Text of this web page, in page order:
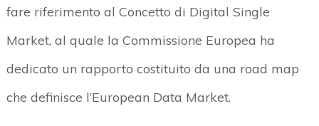
fare riferimento al Concetto di Digital Single
Market, al quale la Commissione Europea ha
dedicato un rapporto costituito da una road map
che definisce l’European Data Market.